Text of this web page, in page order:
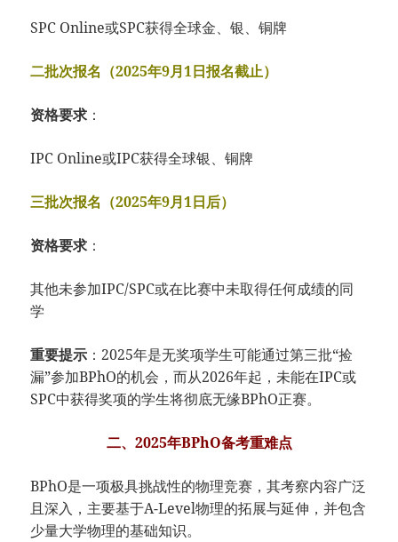
SPC Online或SPC获得全球金、银、铜牌
二批次报名（2025年9月1日报名截止）
资格要求 ：
IPC Online或IPC获得全球银、铜牌
三批次报名（2025年9月1日后）
资格要求 ：
其他未参加IPC/SPC或在比赛中未取得任何成绩的同
学
重要提示 ：2025年是无奖项学生可能通过第三批“捡
漏”参加BPhO的机会，而从2026年起，未能在IPC或
SPC中获得奖项的学生将彻底无缘BPhO正赛。
二、2025年BPhO备考重难点
BPhO是一项极具挑战性的物理竞赛，其考察内容广泛
且深入，主要基于A-Level物理的拓展与延伸，并包含
少量大学物理的基础知识。